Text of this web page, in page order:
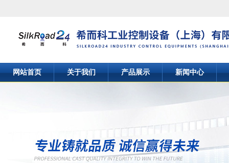
网站首页 关于我们 产品展示 新闻中心